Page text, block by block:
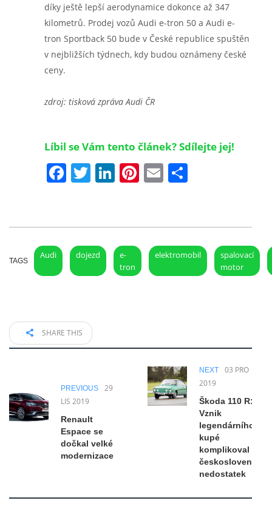
díky ještě lepší aerodynamice dokonce až 347
kilometrů. Prodej vozů Audi e-tron 50 a Audi e-
tron Sportback 50 bude v České republice spuštěn
v nejbližších týdnech, kdy budou oznámeny české
ceny.
zdroj: tisková zpráva Audi ČR
Líbil se Vám tento článek? Sdílejte jej!
Facebook
Twitter
LinkedIn
Pinterest
Email
TAGS
Audi dojezd
e-
tron
elektromobil
spalovací
motor
SHARE THIS
PREVIOUS
29
LIS 2019
Renault
Espace se
dočkal velké
modernizace
NEXT
03 PRO
2019
Škoda 110 R:
Vznik
legendárního
kupé
komplikoval
československý
nedostatek